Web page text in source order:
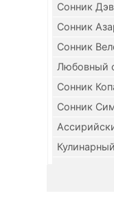
Сонник
Сонник
Сонник
Любовный
Сонник
Сонник